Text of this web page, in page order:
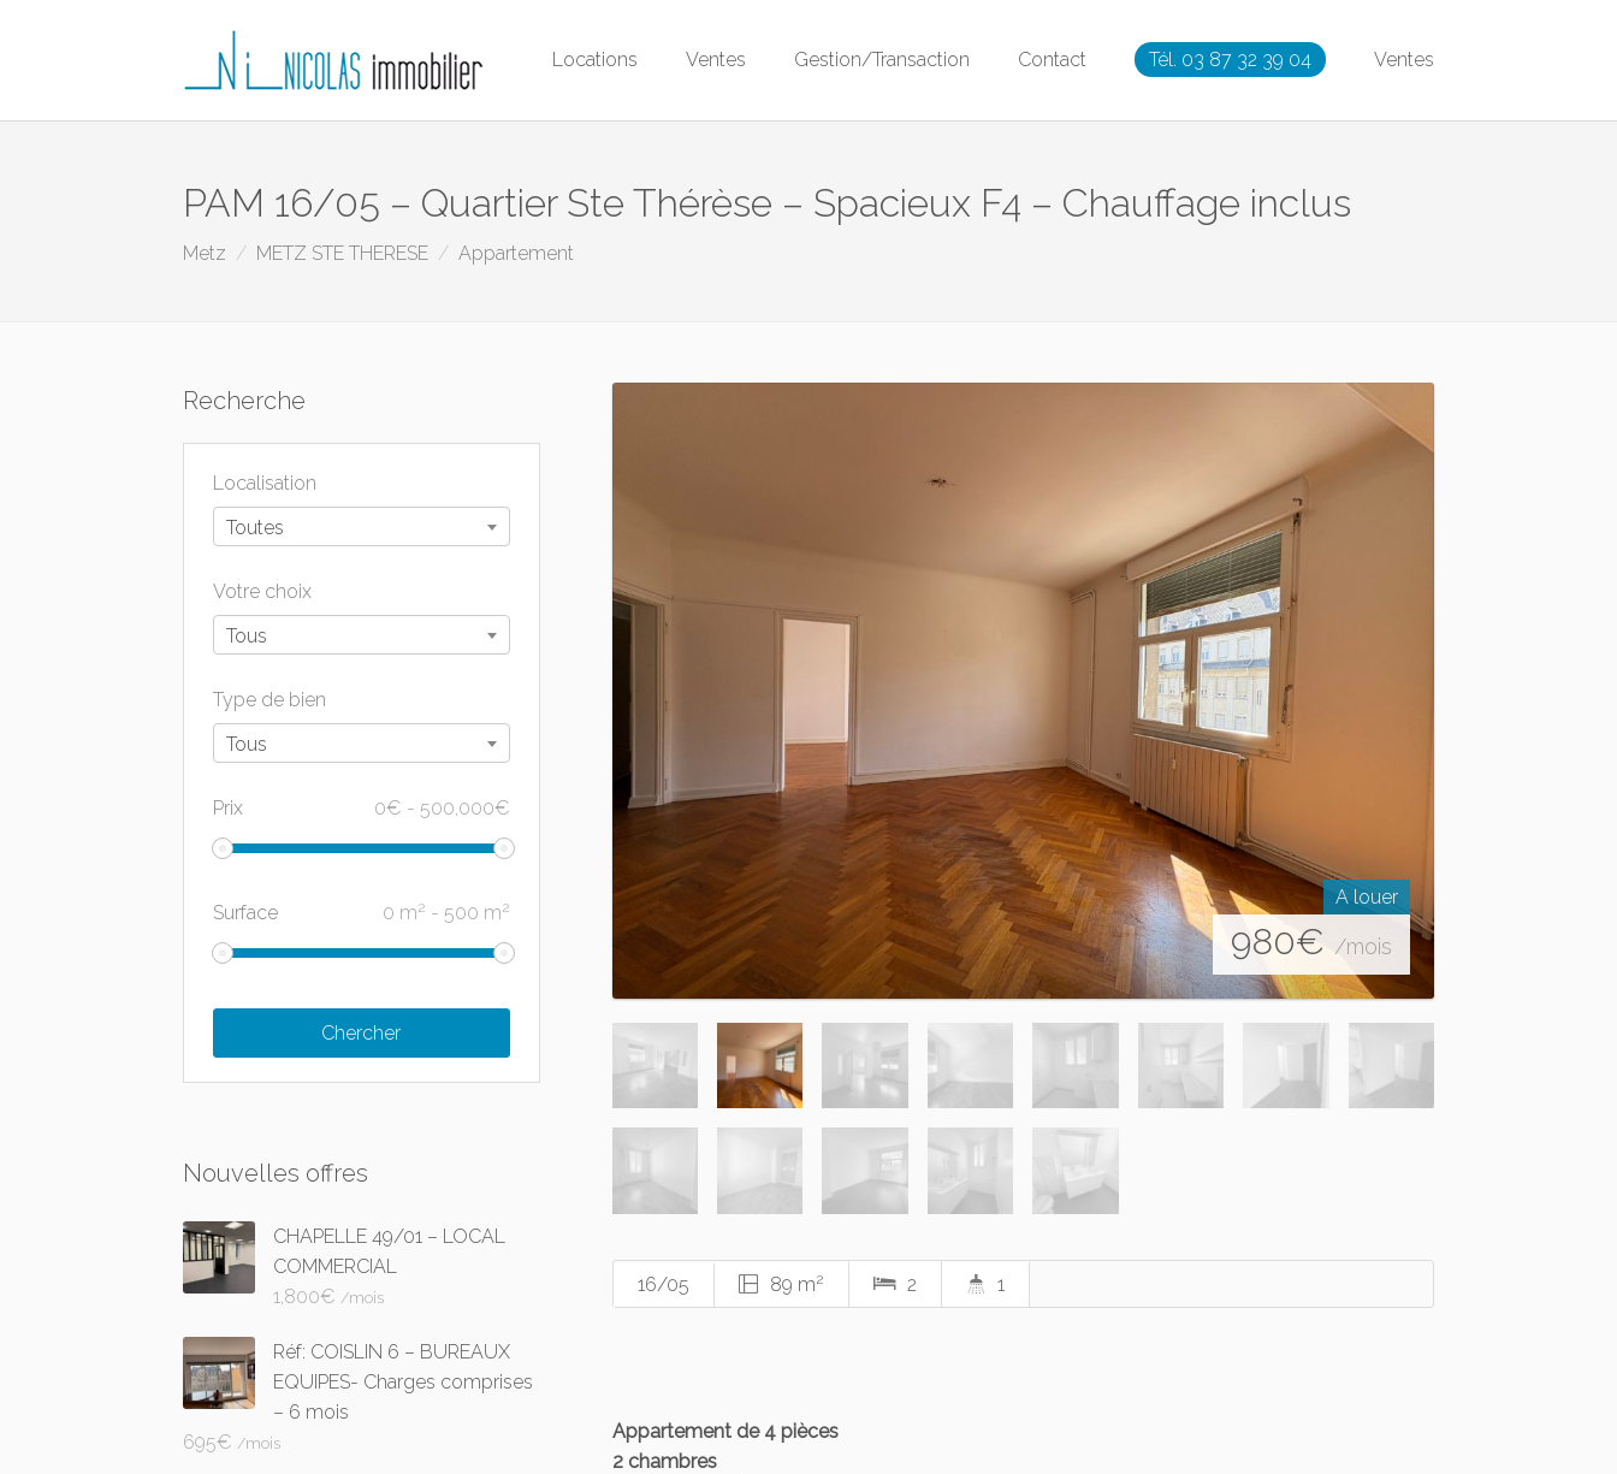
Locations Ventes Gestion/Transaction Contact Tél. 03 87 32 39 04 Ventes
PAM 16/05 – Quartier Ste Thérèse – Spacieux F4 – Chauffage inclus
Metz METZ STE THERESE Appartement
A louer
980€ /mois
16/05 89 m2 2 1
Appartement de 4 pièces
2 chambres
Recherche
Localisation
Toutes
Votre choix
Tous
Type de bien
Tous
Prix 0€ - 500,000€
Surface 0 m2 - 500 m2
Nouvelles offres
CHAPELLE 49/01 – LOCAL
COMMERCIAL
1,800€/mois
Réf: COISLIN 6 – BUREAUX
EQUIPES- Charges comprises
– 6 mois
695€/mois